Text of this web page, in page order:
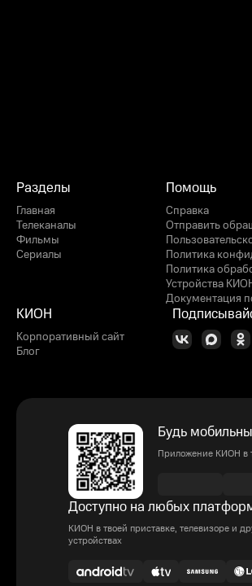
Разделы
Главная
Телеканалы
Фильмы
Сериалы
Помощь
Справка
Отправить
Политика
Политика
Устройства
Документация
КИОН
Корпоративный сайт
Блог
Будь
Приложение КИОН в
Доступно на любых
КИОН в твоей приставке, телевизоре и
устройствах